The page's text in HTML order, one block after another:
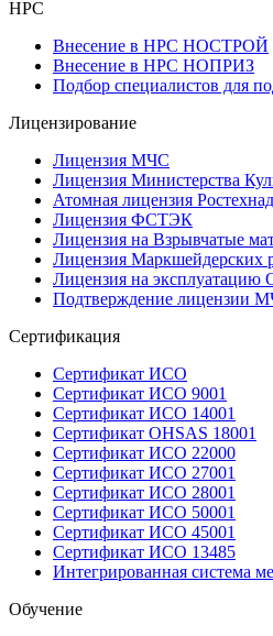
НРС
Внесение в НРС НОСТРОЙ
Внесение в НРС НОПРИЗ
Подбор специалистов для
Лицензирование
Лицензия МЧС
Лицензия Министерства
Атомная лицензия
Лицензия ФСТЭК
Лицензия на Взрывчатые
Лицензия Маркшейдерских
Лицензия на
Подтверждение лицензии
Сертификация
Сертификат ИСО
Сертификат ИСО 9001
Сертификат ИСО 14001
Сертификат OHSAS 18001
Сертификат ИСО 22000
Сертификат ИСО 27001
Сертификат ИСО 28001
Сертификат ИСО 50001
Сертификат ИСО 45001
Сертификат ИСО 13485
Интегрированная система
Обучение